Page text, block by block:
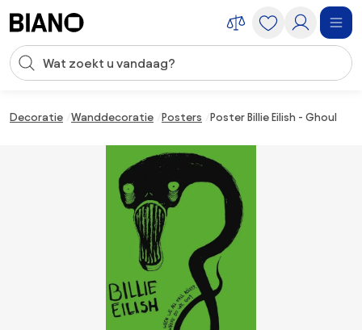
Zoekopdracht invoeren
Decoratie Wanddecoratie Posters Poster Billie Eilish - Ghoul